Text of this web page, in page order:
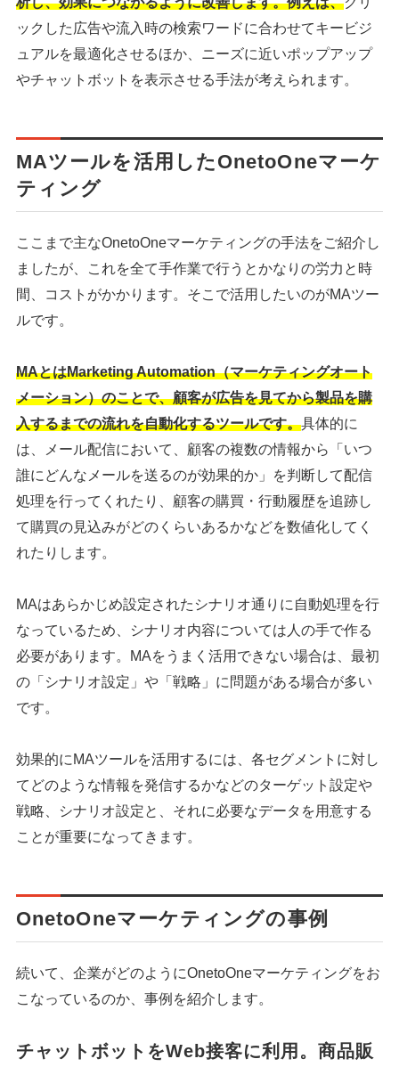
ックした広告や流入時の検索ワードに合わせてキービジ
ュアルを最適化させるほか、ニーズに近いポップアップ
やチャットボットを表示させる手法が考えられます。
MAツールを活用したOnetoOneマーケ
ティング
ここまで主なOnetoOneマーケティングの手法をご紹介し
ましたが、これを全て手作業で行うとかなりの労力と時
間、コストがかかります。そこで活用したいのがMAツー
ルです。
MAとはMarketing Automation（マーケティングオート
メーション）のことで、顧客が広告を見てから製品を購
入するまでの流れを自動化するツールです。具体的に
は、メール配信において、顧客の複数の情報から「いつ
誰にどんなメールを送るのが効果的か」を判断して配信
処理を行ってくれたり、顧客の購買・行動履歴を追跡し
て購買の見込みがどのくらいあるかなどを数値化してく
れたりします。
MAはあらかじめ設定されたシナリオ通りに自動処理を行
なっているため、シナリオ内容については人の手で作る
必要があります。MAをうまく活用できない場合は、最初
の「シナリオ設定」や「戦略」に問題がある場合が多い
です。
効果的にMAツールを活用するには、各セグメントに対し
てどのような情報を発信するかなどのターゲット設定や
戦略、シナリオ設定と、それに必要なデータを用意する
ことが重要になってきます。
OnetoOneマーケティングの事例
続いて、企業がどのようにOnetoOneマーケティングをお
こなっているのか、事例を紹介します。
チャットボットをWeb接客に利用。商品販